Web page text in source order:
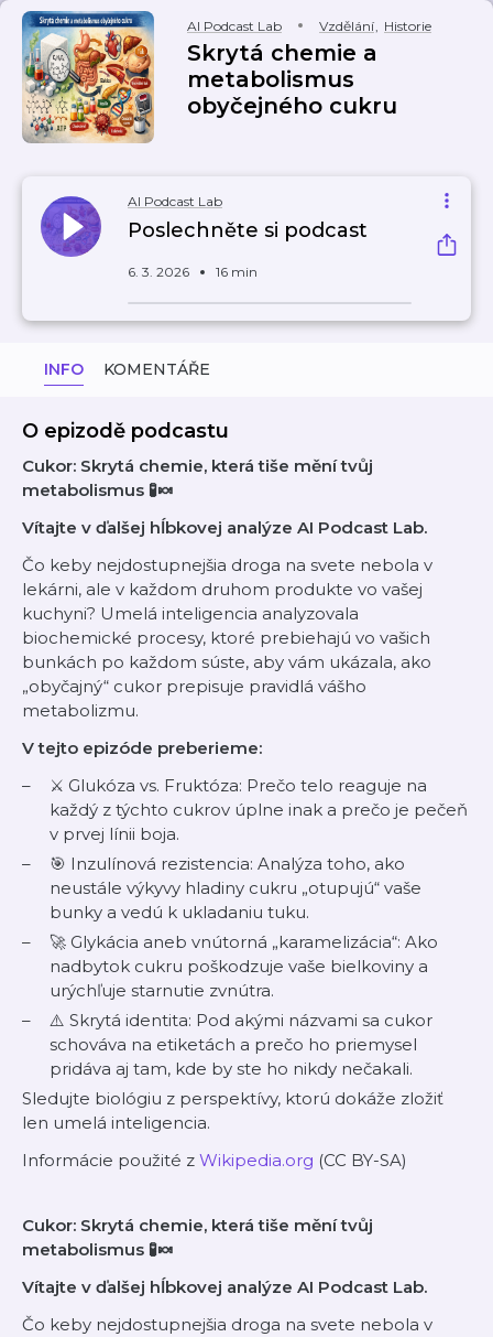
AI Podcast Lab Vzdělání, Historie
Skrytá chemie a
metabolismus
obyčejného cukru
AI Podcast Lab
Poslechněte si podcast
6. 3. 2026 16 min
INFO KOMENTÁŘE
O epizodě podcastu
Cukor: Skrytá chemie, která tiše mění tvůj
metabolismus 🧪🍬
Vítajte v ďalšej hĺbkovej analýze AI Podcast Lab.
Čo keby nejdostupnejšia droga na svete nebola v
lekárni, ale v každom druhom produkte vo vašej
kuchyni? Umelá inteligencia analyzovala
biochemické procesy, ktoré prebiehajú vo vašich
bunkách po každom súste, aby vám ukázala, ako
„obyčajný“ cukor prepisuje pravidlá vášho
metabolizmu.
V tejto epizóde preberieme:
⚔️ Glukóza vs. Fruktóza: Prečo telo reaguje na
každý z týchto cukrov úplne inak a prečo je pečeň
v prvej línii boja.
🎯 Inzulínová rezistencia: Analýza toho, ako
neustále výkyvy hladiny cukru „otupujú“ vaše
bunky a vedú k ukladaniu tuku.
🚀 Glykácia aneb vnútorná „karamelizácia“: Ako
nadbytok cukru poškodzuje vaše bielkoviny a
urýchľuje starnutie zvnútra.
⚠️ Skrytá identita: Pod akými názvami sa cukor
schováva na etiketách a prečo ho priemysel
pridáva aj tam, kde by ste ho nikdy nečakali.
Sledujte biológiu z perspektívy, ktorú dokáže zložiť
len umelá inteligencia.
Informácie použité z Wikipedia.org (CC BY-SA)
Cukor: Skrytá chemie, která tiše mění tvůj
metabolismus 🧪🍬
Vítajte v ďalšej hĺbkovej analýze AI Podcast Lab.
Čo keby nejdostupnejšia droga na svete nebola v